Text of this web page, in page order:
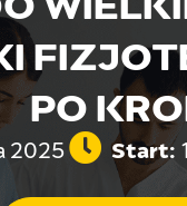
PO
2025 Start: